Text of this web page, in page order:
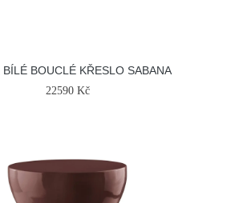
BOUCLÉ KŘESLO SABANA
22590 Kč